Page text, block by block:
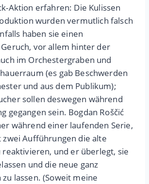
Aktion erfahren: Die Kulissen
wurden vermutlich falsch
haben sie einen
vor allem hinter der
im Orchestergraben und
(es gab Beschwerden
und aus dem Publikum);
sollen deswegen während
gegangen sein. Bogdan Roščić
während einer laufenden Serie,
Aufführungen die alte
reaktivieren, und er überlegt, sie
und die neue ganz
lassen. (Soweit meine